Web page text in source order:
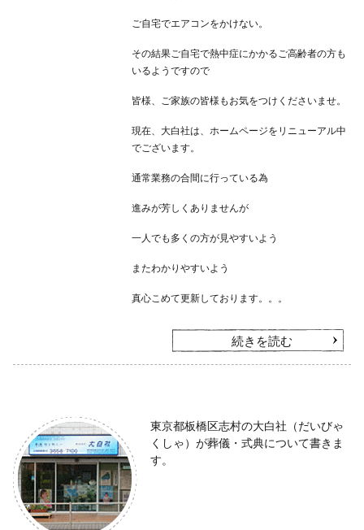
ご自宅でエアコンをかけない。
その結果ご自宅で熱中症にかかるご高齢者の方も
いるようですので
皆様、ご家族の皆様もお気をつけくださいませ。
現在、大白社は、ホームページをリニューアル中
でございます。
通常業務の合間に行っている為
進みが芳しくありませんが
一人でも多くの方が見やすいよう
またわかりやすいよう
真心こめて更新しております。。。
続きを読む
東京都板橋区志村の大白社（だいびゃ
くしゃ）が葬儀・式典について書きま
す。